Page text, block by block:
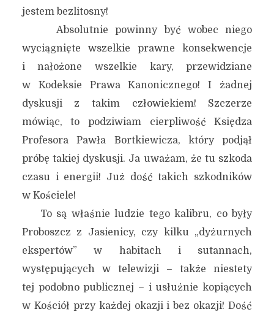
jestem bezlitosny!
Absolutnie powinny być wobec niego
wyciągnięte wszelkie prawne konsekwencje
i nałożone wszelkie kary, przewidziane
w Kodeksie Prawa Kanonicznego! I żadnej
dyskusji z takim człowiekiem! Szczerze
mówiąc, to podziwiam cierpliwość Księdza
Profesora Pawła Bortkiewicza, który podjął
próbę takiej dyskusji. Ja uważam, że tu szkoda
czasu i energii! Już dość takich szkodników
w Kościele!
To są właśnie ludzie tego kalibru, co były
Proboszcz z Jasienicy, czy kilku „dyżurnych
ekspertów” w habitach i sutannach,
występujących w telewizji – także niestety
tej podobno publicznej – i usłużnie kopiących
w Kościół przy każdej okazji i bez okazji! Dość